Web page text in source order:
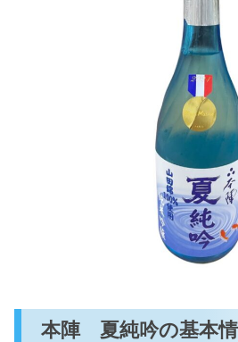
本陣 夏純吟の基本